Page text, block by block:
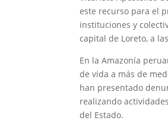
este recurso para el
instituciones y
capital de Loreto, a
En la Amazonía
de vida a más de
han presentado
realizando
del Estado.